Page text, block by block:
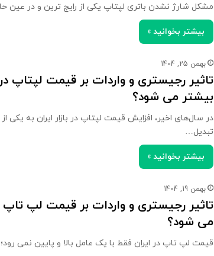
مشکل شارژ نشدن باتری لپتاپ یکی از رایج ترین و در عین
بیشتر بخوانید »
بهمن 25, 1404
تاثیر رجیستری و واردات بر قیمت لپتاپ
بیشتر می شود؟
در سال‌های اخیر، افزایش قیمت لپتاپ در بازار ایران به
تبدیل…
بیشتر بخوانید »
بهمن 19, 1404
تاثیر رجیستری و واردات بر قیمت لپ تاپ
می شود؟
قیمت لپ تاپ در ایران فقط با یک عامل بالا و پایین نمی